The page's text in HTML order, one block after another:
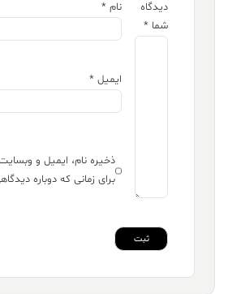
دیدگاه
شما *
نام *
ایمیل *
ذخیره نام، ایمیل و
برای زمانی که دوباره